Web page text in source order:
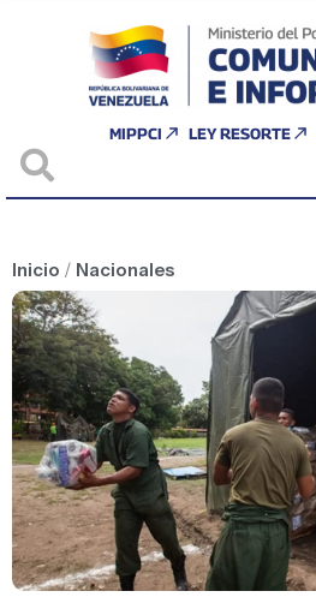
MIPPCI LEY RESORTE
Inicio / Nacionales